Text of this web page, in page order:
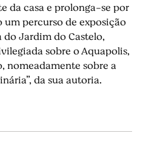
da casa e prolonga-se por
percurso de exposição
Jardim do Castelo,
sobre o Aquapolis,
nomeadamente sobre a
da sua autoria.